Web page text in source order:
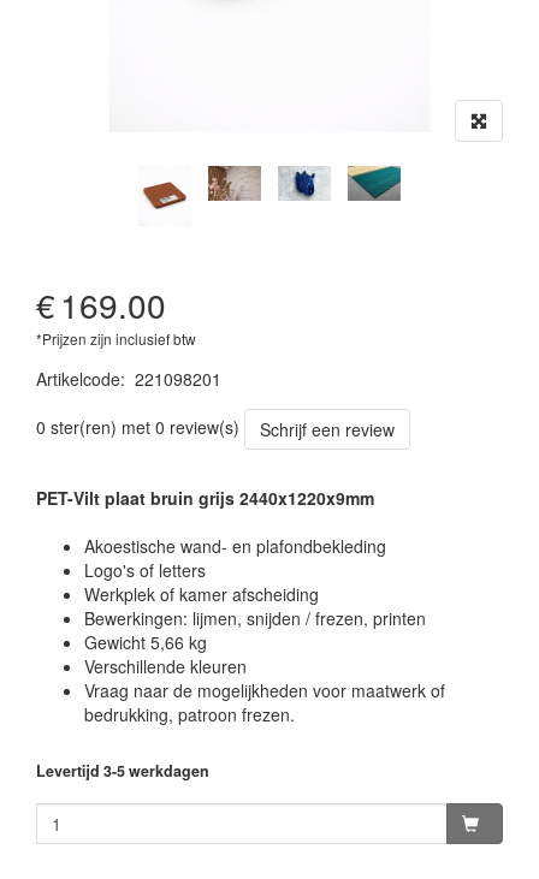
€169.00
*Prijzen zijn inclusief btw
Artikelcode: 221098201
0 ster(ren) met 0 review(s)
Schrijf een review
PET-Vilt plaat bruin grijs 2440x1220x9mm
Akoestische wand- en plafondbekleding
Logo's of letters
Werkplek of kamer afscheiding
Bewerkingen: lijmen, snijden / frezen, printen
Gewicht 5,66 kg
Verschillende kleuren
Vraag naar de mogelijkheden voor maatwerk of
bedrukking, patroon frezen.
Levertijd 3-5 werkdagen